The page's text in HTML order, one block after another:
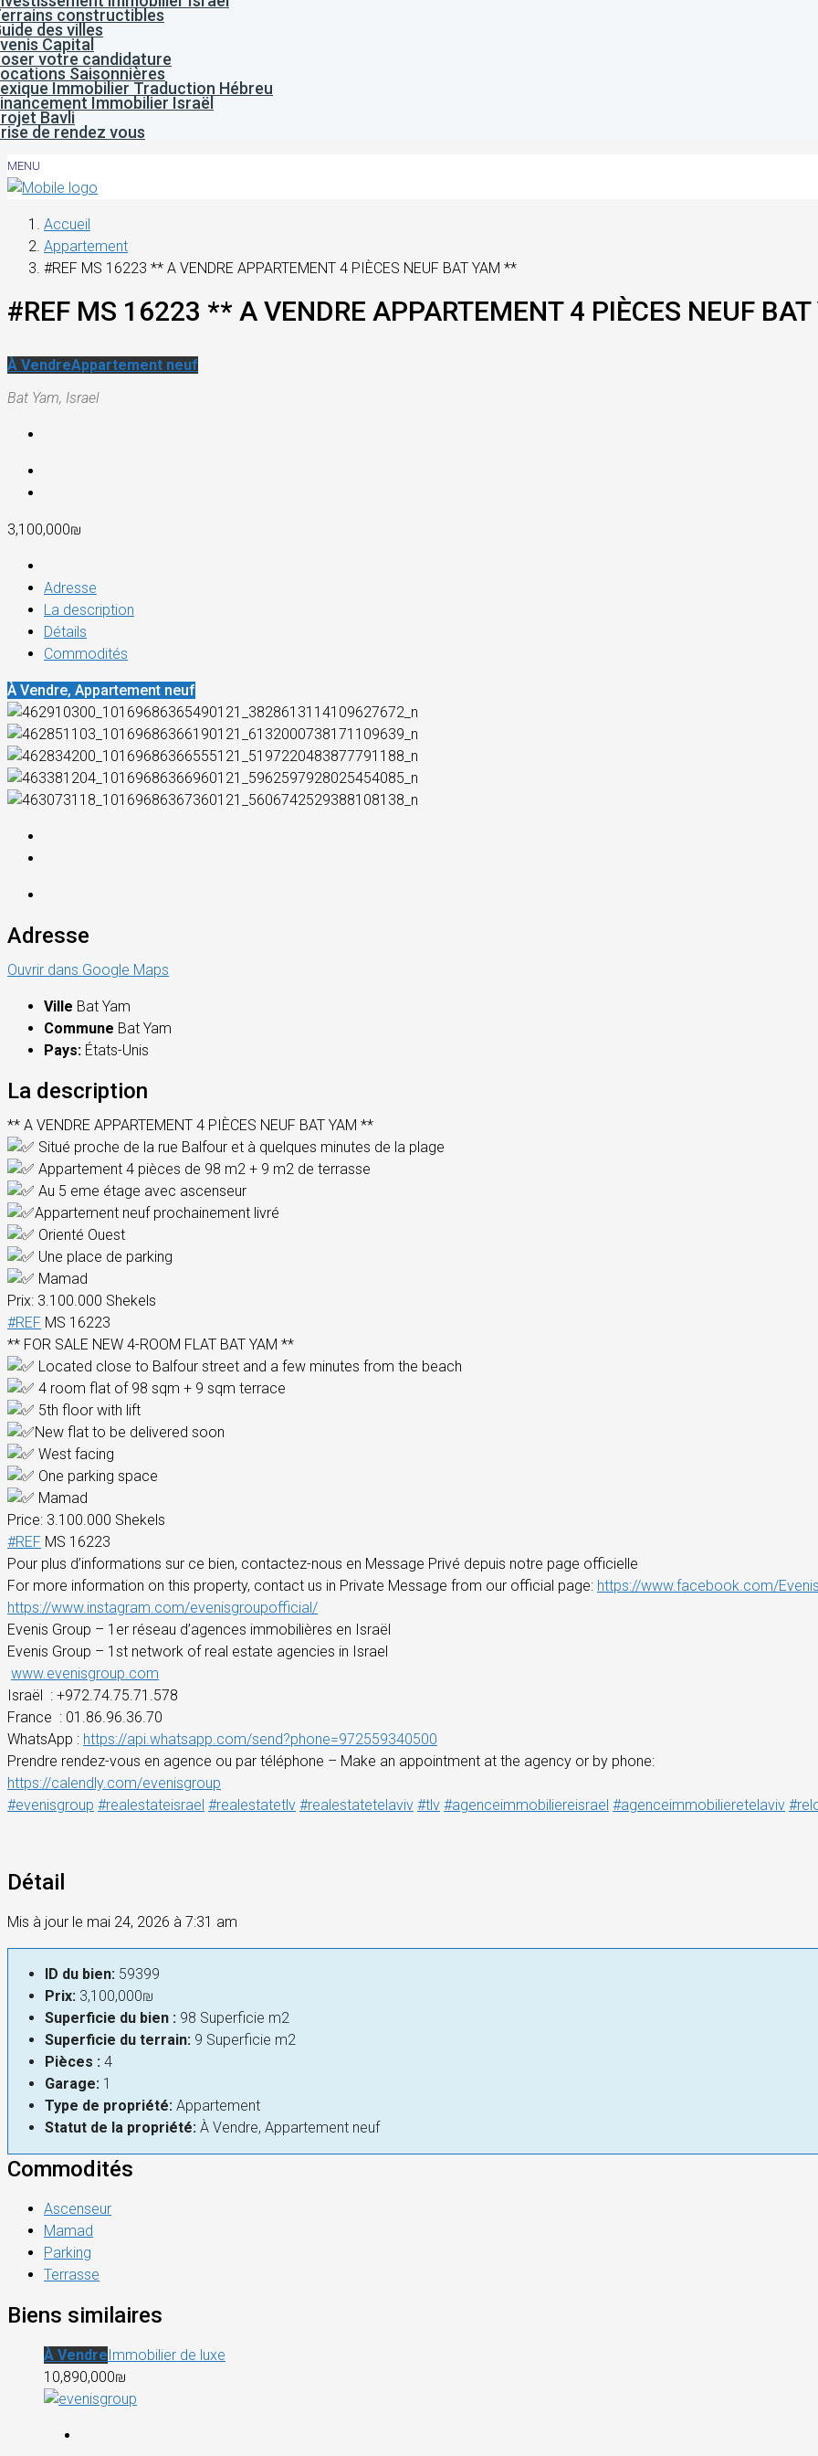
constructibles
des villes
Capital
votre candidature
Saisonnières
Immobilier Traduction Hébreu
Immobilier Israël
Bavli
de rendez vous
MENU
Accueil
Appartement
#REF MS 16223 ** A VENDRE APPARTEMENT 4 PIÈCES NEUF BAT YAM **
#REF MS 16223 ** A VENDRE APPARTEMENT 4 PIÈCES NEUF
À VendreAppartement neuf
Bat Yam, Israel
3,100,000₪
Adresse
La description
Détails
Commodités
À Vendre, Appartement neuf
Adresse
Ouvrir dans Google Maps
Ville Bat Yam
Commune Bat Yam
Pays: États-Unis
La description
** A VENDRE APPARTEMENT 4 PIÈCES NEUF BAT YAM **
Situé proche de la rue Balfour et à quelques minutes de la plage
Appartement 4 pièces de 98 m2 + 9 m2 de terrasse
Au 5 eme étage avec ascenseur
Appartement neuf prochainement livré
Orienté Ouest
Une place de parking
Mamad
Prix: 3.100.000 Shekels
#REF MS 16223
** FOR SALE NEW 4-ROOM FLAT BAT YAM **
Located close to Balfour street and a few minutes from the beach
4 room flat of 98 sqm + 9 sqm terrace
5th floor with lift
New flat to be delivered soon
West facing
One parking space
Mamad
Price: 3.100.000 Shekels
#REF MS 16223
Pour plus d’informations sur ce bien, contactez-nous en Message Privé depuis notre page officielle
For more information on this property, contact us in Private Message from our official page: https://www.facebook.com/
https://www.instagram.com/evenisgroupofficial/
Evenis Group – 1er réseau d’agences immobilières en Israël
Evenis Group – 1st network of real estate agencies in Israel
www.evenisgroup.com
Israël : +972.74.75.71.578
France : 01.86.96.36.70
WhatsApp : https://api.whatsapp.com/send?phone=972559340500
Prendre rendez-vous en agence ou par téléphone – Make an appointment at the agency or by phone:
https://calendly.com/evenisgroup
#evenisgroup #realestateisrael #realestatetlv #realestatetelaviv #tlv #agenceimmobiliereisrael #agenceimmobilieretelaviv
Détail
Mis à jour le mai 24, 2026 à 7:31 am
ID du bien: 59399
Prix: 3,100,000₪
Superficie du bien : 98 Superficie m2
Superficie du terrain: 9 Superficie m2
Pièces : 4
Garage: 1
Type de propriété: Appartement
Statut de la propriété: À Vendre, Appartement neuf
Commodités
Ascenseur
Mamad
Parking
Terrasse
Biens similaires
À VendreImmobilier de luxe
10,890,000₪